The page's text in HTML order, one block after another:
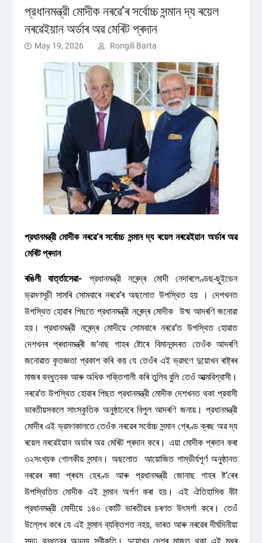
প্রধানমন্ত্রী মোদীক নৰৱে’ৰ সৰ্বোচ্চ সন্মান দ্য ৰয়েল
নৰৱেইয়ান অৰ্ডাৰ অৱ মেৰিট প্ৰদান
May 19, 2026 Rongili Barta
প্রধানমন্ত্রী মোদীক নৰৱে’ৰ সৰ্বোচ্চ সন্মান দ্য ৰয়েল নৰৱেইয়ান অৰ্ডাৰ অৱ
মেৰিট প্ৰদান
ৰঙিলী বাৰ্ত্তাসেৱা- প্রধানমন্ত্রী নৰেন্দ্ৰ মোদী নেদাৰলেণ্ডছ-ছুইডেন
ভ্রমণসূচী সামৰি সোমবাৰে নৰৱে’ৰ অছলোত উপস্থিত হয় । দেশখনত
উপস্থিত হোৱাৰ পিছতে প্রধানমন্ত্রী নৰেন্দ্ৰ মোদীক উষ্ম আদৰণি জনোৱা
হয়। প্রধানমন্ত্রী নৰেন্দ্ৰ মোদীয়ে সোমবাৰে নৰৱে’ত উপস্থিত হোৱাত
দেশখনৰ প্ৰধানমন্ত্ৰী জ’নাছ গাহৰ ষ্টোৰে বিমানবন্দৰত তেওঁক আদৰণি
জনোৱাত কৃতজ্ঞতা প্রকাশ কৰি কয় যে তেওঁৰ এই ভ্রমণে দুয়োখন ৰাষ্ট্ৰৰ
মাজৰ বন্ধুত্বক আৰু অধিক শক্তিশালী কৰি তুলিব বুলি তেওঁ আত্মবিশ্বাসী।
নৰৱে’ত উপস্থিত হোৱাৰ পিছত প্রধানমন্ত্রী মোদীক দেশখনত থকা প্রবাসী
ভাৰতীয়সকলে সাংস্কৃতিক অনুষ্ঠানেৰে বিপুল আদৰণি জনায়। প্রধানমন্ত্রী
মোদীৰ এই ভ্রমণকালতে তেওঁক নৰৱেৰ সৰ্বোচ্চ সন্মান গ্ৰেণ্ড ক্ৰছ অৱ দ্য
ৰয়েল নৰৱেইয়ান অৰ্ডাৰ অৱ মেৰিট প্ৰদান কৰে। এয়া মোদীক প্ৰদান কৰা
৩২সংখ্যক গোলকীয় সন্মান। অছলোত আয়োজিত গাম্ভীর্যপূর্ণ অনুষ্ঠানত
নৰৱেৰ ৰজা প্ৰথম হেৰণ্ড আৰু প্রধানমন্ত্রী জোনাছ গাহৰ ষ্ট’ৰেৰ
উপস্থিতিত মোদীক এই সন্মান অর্পণ কৰা হয়। এই ঐতিহাসিক বঁটা
প্রধানমন্ত্রী মোদীয়ে ১৪০ কোটি ভাৰতীয়ৰ চৰণত উৎসর্গা কৰে। তেওঁ
উল্লেখ কৰে যে এই সন্মান ব্যক্তিগত নহয়, ভাৰত আৰু নৰৱেৰ দীর্ঘদিনীয়া